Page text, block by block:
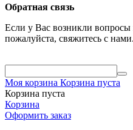
Обратная связь
Если у Вас возникли
пожалуйста, свяжитесь с нами.
Моя корзина Корзина пуста
Корзина пуста
Корзина
Оформить заказ